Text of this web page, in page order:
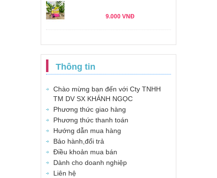
9.000 VNĐ
Thông tin
Chào mừng bạn đến với Cty TNHH
TM DV SX KHÁNH NGỌC
Phương thức giao hàng
Phương thức thanh toán
Hướng dẫn mua hàng
Bảo hành,đổi trả
Điều khoản mua bán
Dành cho doanh nghiệp
Liên hệ